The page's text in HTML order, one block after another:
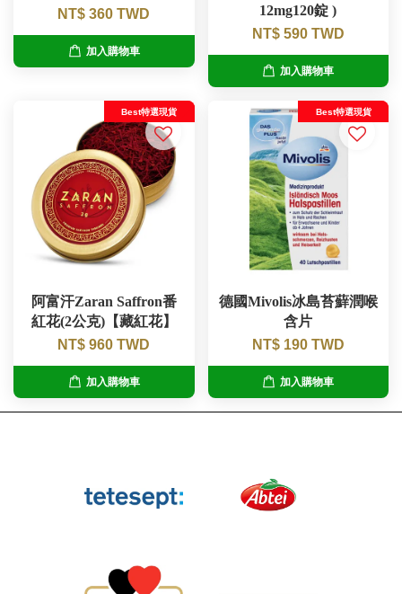
NT$ 360 TWD
加入購物車
12mg120錠 )
NT$ 590 TWD
加入購物車
Best特選現貨
阿富汗Zaran Saffron番
紅花(2公克)【藏紅花】
NT$ 960 TWD
加入購物車
Best特選現貨
德國Mivolis冰島苔蘚潤喉
含片
NT$ 190 TWD
加入購物車